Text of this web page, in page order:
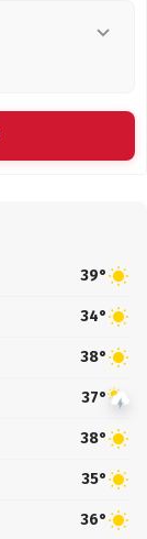
39°
34°
38°
37°
38°
35°
36°